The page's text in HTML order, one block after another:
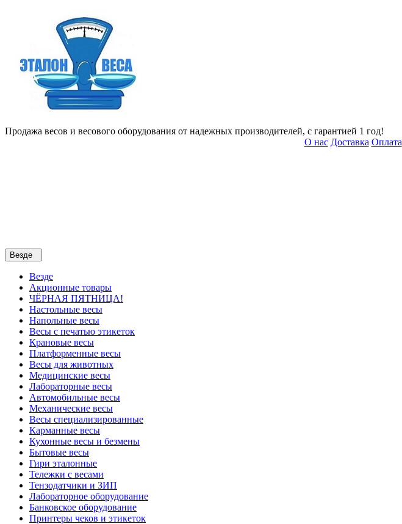
Продажа весов и весового оборудования от надежных производителей, с гарантией 1 год!
О нас Доставка Оплата
Везде
Везде
Акционные товары
ЧЁРНАЯ ПЯТНИЦА!
Настольные весы
Напольные весы
Весы с печатью этикеток
Крановые весы
Платформенные весы
Весы для животных
Медицинские весы
Лабораторные весы
Автомобильные весы
Механические весы
Весы специализированные
Карманные весы
Кухонные весы и безмены
Бытовые весы
Гири эталонные
Тележки с весами
Тензодатчики и ЗИП
Лабораторное оборудование
Банковское оборудование
Принтеры чеков и этикеток